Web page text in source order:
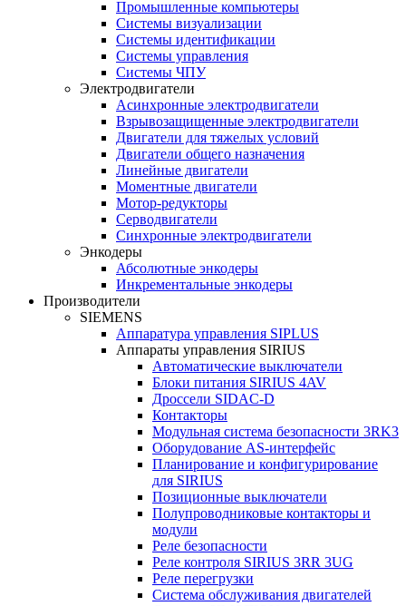
Промышленные компьютеры
Системы визуализации
Системы идентификации
Системы управления
Системы ЧПУ
Электродвигатели
Асинхронные электродвигатели
Взрывозащищенные электродвигатели
Двигатели для тяжелых условий
Двигатели общего назначения
Линейные двигатели
Моментные двигатели
Мотор-редукторы
Серводвигатели
Синхронные электродвигатели
Энкодеры
Абсолютные энкодеры
Инкрементальные энкодеры
Производители
SIEMENS
Аппаратура управления SIPLUS
Аппараты управления SIRIUS
Автоматические выключатели
Блоки питания SIRIUS 4AV
Дроссели SIDAC-D
Контакторы
Модульная система безопасности 3RK3
Оборудование AS-интерфейс
Планирование и конфигурирование
для SIRIUS
Позиционные выключатели
Полупроводниковые контакторы и
модули
Реле безопасности
Реле контроля SIRIUS 3RR 3UG
Реле перегрузки
Сиcтема обслуживания двигателей